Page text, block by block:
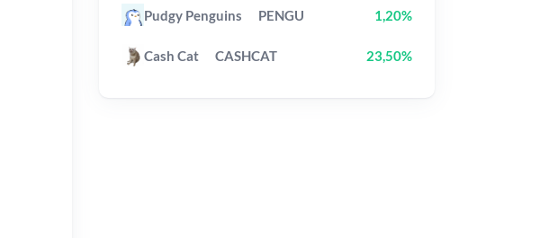
Pudgy Penguins PENGU 1,20%
Cash Cat CASHCAT 23,50%